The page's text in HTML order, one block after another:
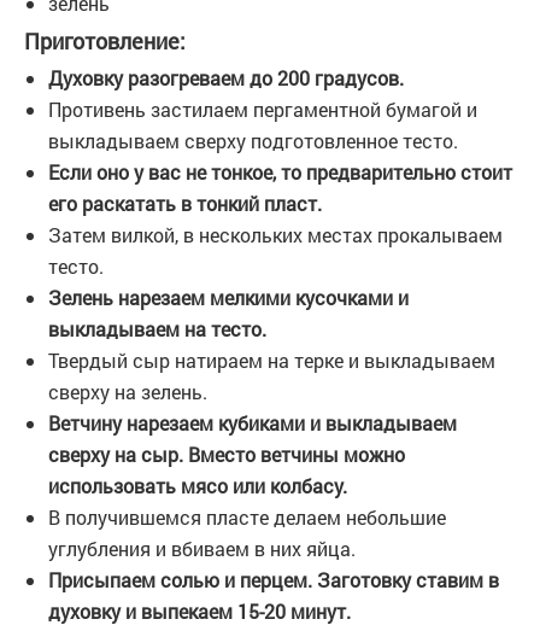
Приготовление:
Духовку разогреваем до 200 градусов.
Противень застилаем пергаментной бумагой и
выкладываем сверху подготовленное тесто.
Если оно у вас не тонкое, то предварительно стоит
его раскатать в тонкий пласт.
Затем вилкой, в нескольких местах прокалываем
тесто.
Зелень нарезаем мелкими кусочками и
выкладываем на тесто.
Твердый сыр натираем на терке и выкладываем
сверху на зелень.
Ветчину нарезаем кубиками и выкладываем
сверху на сыр. Вместо ветчины можно
использовать мясо или колбасу.
В получившемся пласте делаем небольшие
углубления и вбиваем в них яйца.
Присыпаем солью и перцем. Заготовку ставим в
духовку и выпекаем 15-20 минут.